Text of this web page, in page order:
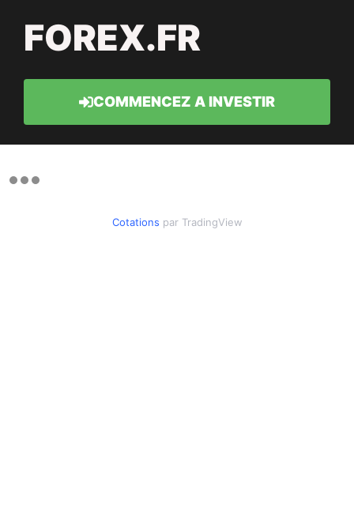
FOREX.FR
COMMENCEZ A INVESTIR
Cotations par TradingView